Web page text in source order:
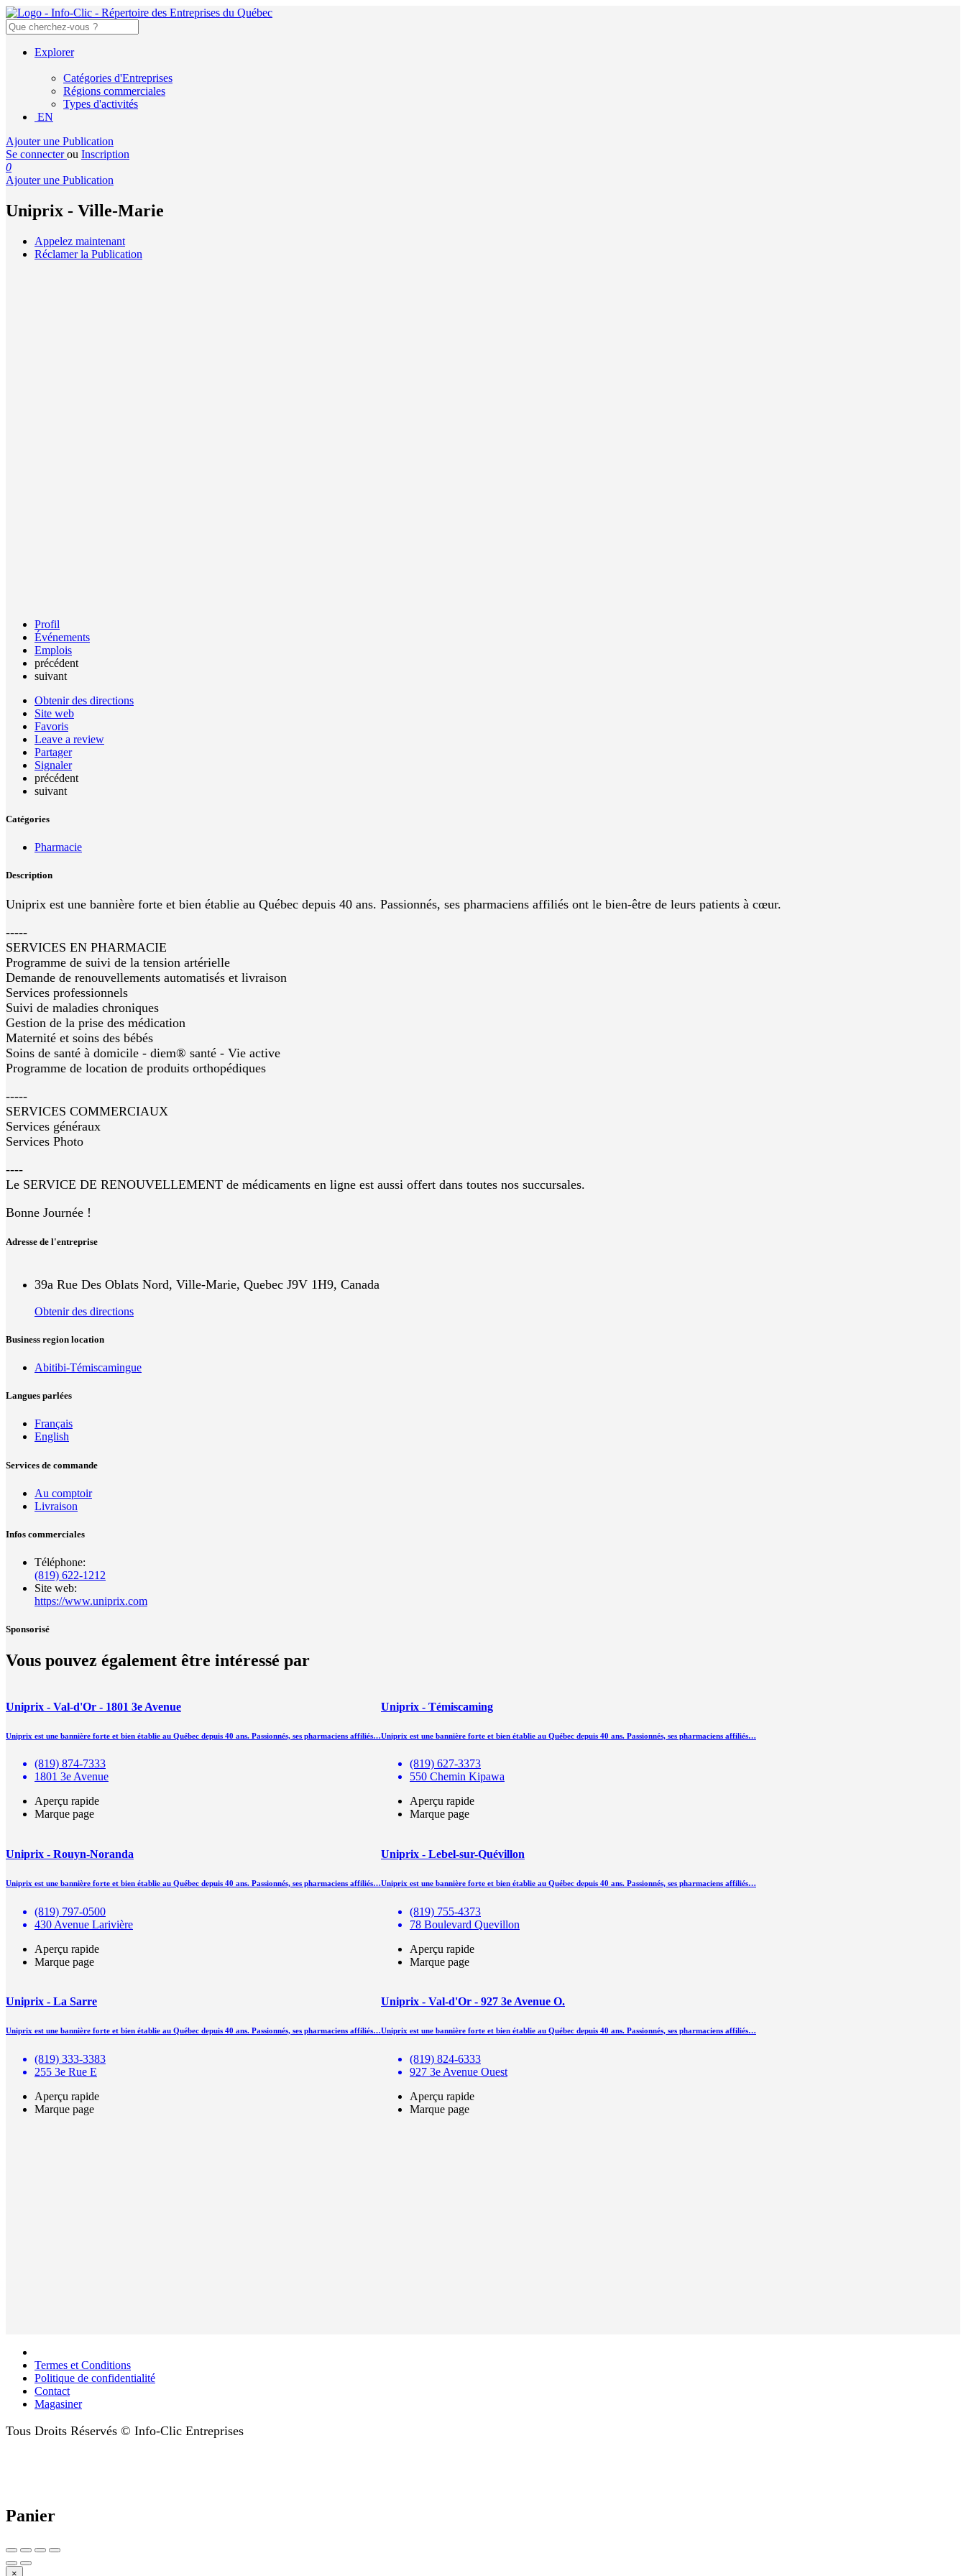
Explorer
Catégories d'Entreprises
Régions commerciales
Types d'activités
EN
Ajouter une Publication
Se connecterou Inscription
0
Ajouter une Publication
Uniprix - Ville-Marie
Appelez maintenant
Réclamer la Publication
Profil
Événements
Emplois
précédent
suivant
Obtenir des directions
Site web
Favoris
Leave a review
Partager
Signaler
précédent
suivant
Catégories
Pharmacie
Description
Uniprix est une bannière forte et bien établie au Québec depuis 40 ans. Passionnés, ses pharmaciens affiliés ont le bien-être de leurs patients à cœur.
-----
SERVICES EN PHARMACIE
Programme de suivi de la tension artérielle
Demande de renouvellements automatisés et livraison
Services professionnels
Suivi de maladies chroniques
Gestion de la prise des médication
Maternité et soins des bébés
Soins de santé à domicile - diem® santé - Vie active
Programme de location de produits orthopédiques
-----
SERVICES COMMERCIAUX
Services généraux
Services Photo
----
Le SERVICE DE RENOUVELLEMENT de médicaments en ligne est aussi offert dans toutes nos succursales.
Bonne Journée !
Adresse de l'entreprise
39a Rue Des Oblats Nord, Ville-Marie, Quebec J9V 1H9, Canada
Obtenir des directions
Business region location
Abitibi-Témiscamingue
Langues parlées
Français
English
Services de commande
Au comptoir
Livraison
Infos commerciales
Téléphone:
(819) 622-1212
Site web:
https://www.uniprix.com
Sponsorisé
Vous pouvez également être intéressé par
Uniprix - Val-d'Or - 1801 3e Avenue
Uniprix est une bannière forte et bien établie au Québec depuis 40 ans. Passionnés, ses pharmaciens affiliés…
(819) 874-7333
1801 3e Avenue
Aperçu rapide
Marque page
Uniprix - Témiscaming
Uniprix est une bannière forte et bien établie au Québec depuis 40 ans. Passionnés, ses pharmaciens affiliés…
(819) 627-3373
550 Chemin Kipawa
Aperçu rapide
Marque page
Uniprix - Rouyn-Noranda
Uniprix est une bannière forte et bien établie au Québec depuis 40 ans. Passionnés, ses pharmaciens affiliés…
(819) 797-0500
430 Avenue Larivière
Aperçu rapide
Marque page
Uniprix - Lebel-sur-Quévillon
Uniprix est une bannière forte et bien établie au Québec depuis 40 ans. Passionnés, ses pharmaciens affiliés…
(819) 755-4373
78 Boulevard Quevillon
Aperçu rapide
Marque page
Uniprix - La Sarre
Uniprix est une bannière forte et bien établie au Québec depuis 40 ans. Passionnés, ses pharmaciens affiliés…
(819) 333-3383
255 3e Rue E
Aperçu rapide
Marque page
Uniprix - Val-d'Or - 927 3e Avenue O.
Uniprix est une bannière forte et bien établie au Québec depuis 40 ans. Passionnés, ses pharmaciens affiliés…
(819) 824-6333
927 3e Avenue Ouest
Aperçu rapide
Marque page
Termes et Conditions
Politique de confidentialité
Contact
Magasiner
Tous Droits Réservés © Info-Clic Entreprises
Panier
×